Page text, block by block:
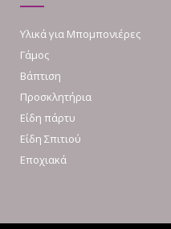
Υλικά για Μπομπονιέρες
Γάμος
Βάπτιση
Προσκλητήρια
Είδη πάρτυ
Είδη Σπιτιού
Εποχιακά